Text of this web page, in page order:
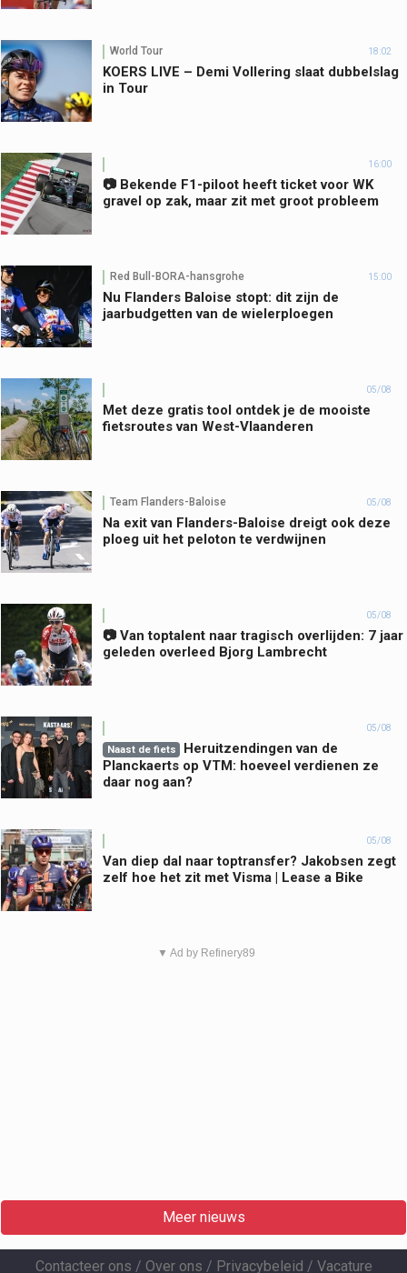
World Tour 18:02
KOERS LIVE – Demi Vollering slaat dubbelslag
in Tour
16:00
📷 Bekende F1-piloot heeft ticket voor WK
gravel op zak, maar zit met groot probleem
Red Bull-BORA-hansgrohe 15:00
Nu Flanders Baloise stopt: dit zijn de
jaarbudgetten van de wielerploegen
05/08
Met deze gratis tool ontdek je de mooiste
fietsroutes van West-Vlaanderen
Team Flanders-Baloise 05/08
Na exit van Flanders-Baloise dreigt ook deze
ploeg uit het peloton te verdwijnen
05/08
📷 Van toptalent naar tragisch overlijden: 7 jaar
geleden overleed Bjorg Lambrecht
05/08
Naast de fiets
Heruitzendingen van de
Planckaerts op VTM: hoeveel verdienen ze
daar nog aan?
05/08
Van diep dal naar toptransfer? Jakobsen zegt
zelf hoe het zit met Visma | Lease a Bike
▼ Ad by Refinery89
Meer nieuws
Contacteer ons / Over ons / Privacybeleid / Vacature